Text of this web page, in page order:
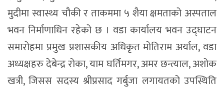
मुदीमा स्वास्थ्य चौकी र ताकममा ५ शैया क्षमताको अस्पताल
भवन निर्माणाधिन रहेको छ । वडा कार्यालय भवन उद्घाटन
समारोहमा प्रमुख प्रशासकीय अधिकृत मोतिराम अर्याल, वडा
अध्यक्षहरु देबेन्द्र रोका, याम घर्तिमगर, अमर छन्त्याल, अशोक
खत्री, जिसस सदस्य श्रीप्रसाद गर्बुजा लगायतको उपस्थिति